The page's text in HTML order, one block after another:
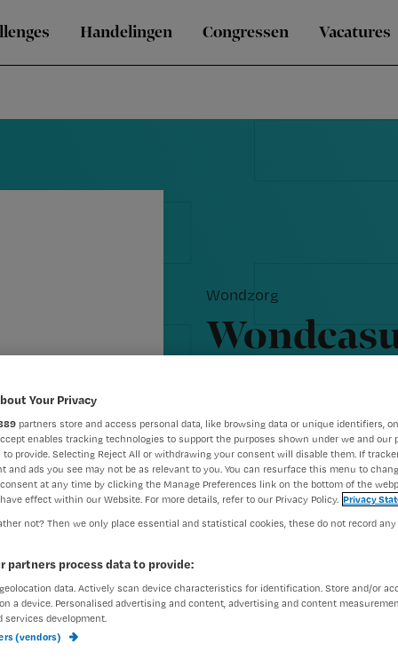
Handelingen Congressen Vacatures
Wondzorg
capillair
werkt
Auteur:Francine Aarts1 april
Negatieve druktherapie blijkt niet de
Meijer. Hij kan niet goed omgaan met
Your Privacy
partners store and access personal data, like browsing data or unique identifiers,
enables tracking technologies to support the purposes shown under we and our
to provide. Selecting Reject All or withdrawing your consent will disable them. If
and ads you see may not be as relevant to you. You can resurface this menu to
at any time by clicking the Manage Preferences link on the bottom of the
effect within our Website. For more details, refer to our Privacy Policy. Privacy
not? Then we only place essential and statistical cookies, these do not record
partners process data to provide:
data. Actively scan device characteristics for identification. Store and/or
a device. Personalised advertising and content, advertising and content
services development.
(vendors)